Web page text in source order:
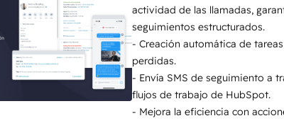
actividad de las llamadas,
seguimientos estructurados.
- Creación automática de
perdidas.
- Envía SMS de seguimiento a
flujos de trabajo de HubSpot.
- Mejora la eficiencia con